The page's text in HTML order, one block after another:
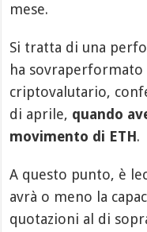
mese.
Si tratta di una
ha
criptovalutario,
di aprile, quando
movimento di ETH.
A questo punto, è
avrà o meno la
quotazioni al di